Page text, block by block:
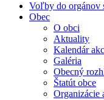
Voľby do orgánov
Obec
O obci
Aktuality
Kalendár
Galéria
Obecný
Štatút obce
Organizácie